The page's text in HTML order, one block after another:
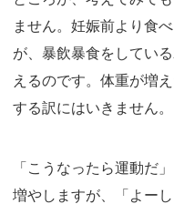
ません。妊娠前より食
が、暴飲暴食をしてい
えるのです。体重が増
する訳にはいきません。
「こうなったら運動だ
増やしますが、「よー